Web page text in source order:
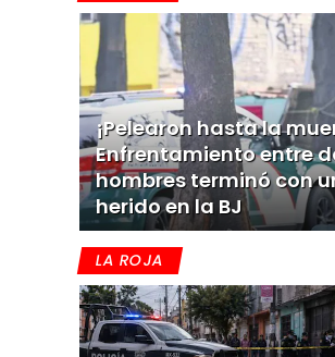
¡Pelearon hasta la
Enfrentamiento entre
hombres terminó con
herido en la BJ
LA ROJA